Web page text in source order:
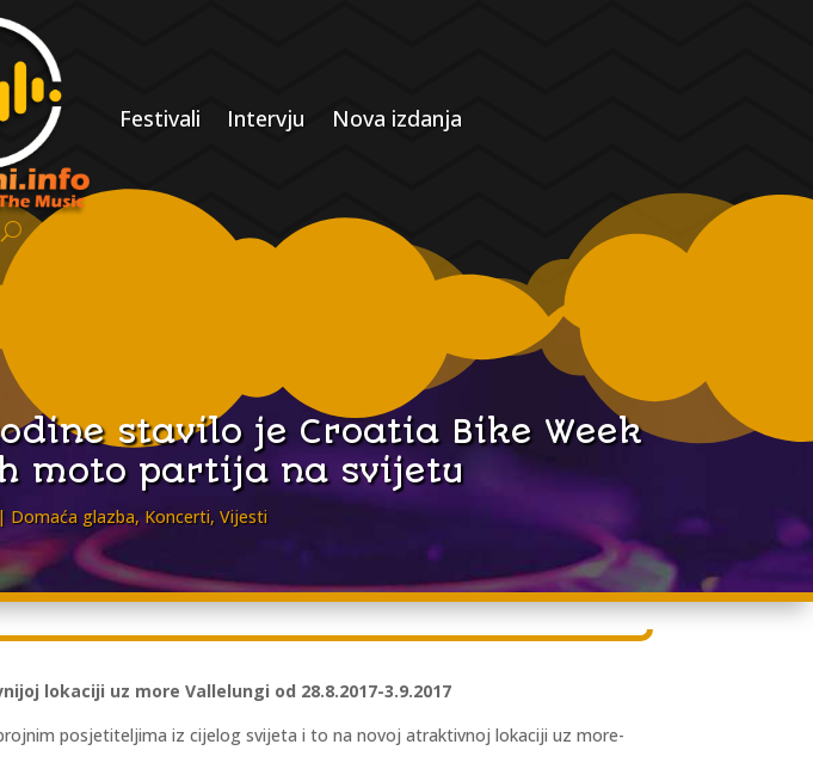
Festivali Intervju Nova izdanja
stavilo je Croatia Bike Week
moto partija na svijetu
Domaća glazba, Koncerti, Vijesti
lokaciji uz more Vallelungi od 28.8.2017-3.9.2017
posjetiteljima iz cijelog svijeta i to na novoj atraktivnoj lokaciji uz more-